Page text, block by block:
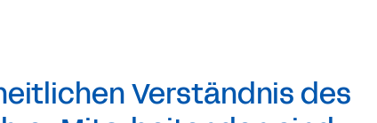
Verständnis des